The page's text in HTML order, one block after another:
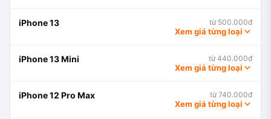
iPhone 13 từ 500.000đ
Xem giá từng loại
iPhone 13 Mini từ 440.000đ
Xem giá từng loại
iPhone 12 Pro Max từ 740.000đ
Xem giá từng loại